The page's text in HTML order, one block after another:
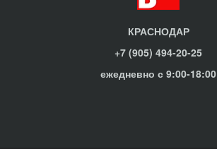
КРАСНОДАР
+7 (905) 494-20-25
ежедневно с 9:00-18:00